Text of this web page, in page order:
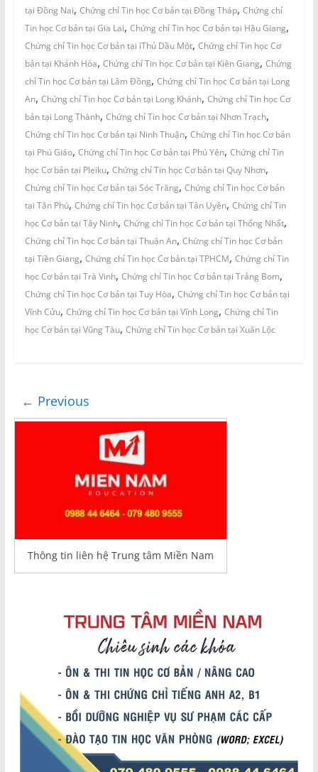
tại Đồng Nai, Chứng chỉ Tin học Cơ bản tại Đồng Tháp, Chứng chỉ
Tin học Cơ bản tại Gia Lai, Chứng chỉ Tin học Cơ bản tại Hậu Giang,
Chứng chỉ Tin học Cơ bản tại ìThủ Dầu Một, Chứng chỉ Tin học Cơ
bản tại Khánh Hòa, Chứng chỉ Tin học Cơ bản tại Kiên Giang, Chứng
chỉ Tin học Cơ bản tại Lâm Đồng, Chứng chỉ Tin học Cơ bản tại Long
An, Chứng chỉ Tin học Cơ bản tại Long Khánh, Chứng chỉ Tin học Cơ
bản tại Long Thành, Chứng chỉ Tin học Cơ bản tại Nhơn Trạch,
Chứng chỉ Tin học Cơ bản tại Ninh Thuận, Chứng chỉ Tin học Cơ bản
tại Phú Giáo, Chứng chỉ Tin học Cơ bản tại Phú Yên, Chứng chỉ Tin
học Cơ bản tại Pleiku, Chứng chỉ Tin học Cơ bản tại Quy Nhơn,
Chứng chỉ Tin học Cơ bản tại Sóc Trăng, Chứng chỉ Tin học Cơ bản
tại Tân Phú, Chứng chỉ Tin học Cơ bản tại Tân Uyên, Chứng chỉ Tin
học Cơ bản tại Tây Ninh, Chứng chỉ Tin học Cơ bản tại Thống Nhất,
Chứng chỉ Tin học Cơ bản tại Thuận An, Chứng chỉ Tin học Cơ bản
tại Tiền Giang, Chứng chỉ Tin học Cơ bản tại TPHCM, Chứng chỉ Tin
học Cơ bản tại Trà Vinh, Chứng chỉ Tin học Cơ bản tại Trảng Bom,
Chứng chỉ Tin học Cơ bản tại Tuy Hòa, Chứng chỉ Tin học Cơ bản tại
Vĩnh Cửu, Chứng chỉ Tin học Cơ bản tại Vĩnh Long, Chứng chỉ Tin
học Cơ bản tại Vũng Tàu, Chứng chỉ Tin học Cơ bản tại Xuân Lộc
← Previous
Thông tin liên hệ Trung tâm Miền Nam